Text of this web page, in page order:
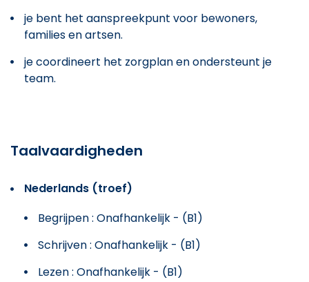
je bent het aanspreekpunt voor bewoners,
families en artsen.
je coordineert het zorgplan en ondersteunt je
team.
Taalvaardigheden
Nederlands (troef)
Begrijpen : Onafhankelijk - (B1)
Schrijven : Onafhankelijk - (B1)
Lezen : Onafhankelijk - (B1)